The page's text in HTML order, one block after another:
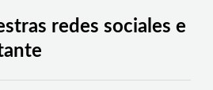
redes sociales e